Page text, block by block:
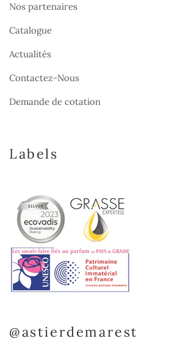
Nos partenaires
Catalogue
Actualités
Contactez-Nous
Demande de cotation
Labels
@astierdemarest